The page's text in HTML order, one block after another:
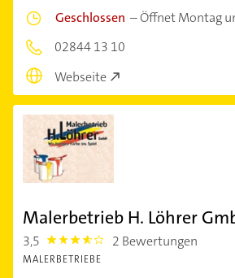
Geschlossen –Öffnet Montag
02844 13 10
Webseite
Malerbetrieb H. Löhrer
3,5 3.5 2 Bewertungen
MALERBETRIEBE